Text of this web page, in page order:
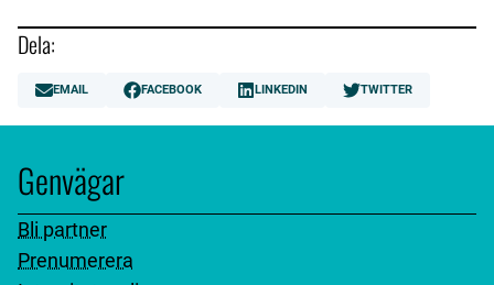
Dela:
EMAIL FACEBOOK LINKEDIN TWITTER
Genvägar
Bli partner
Prenumerera